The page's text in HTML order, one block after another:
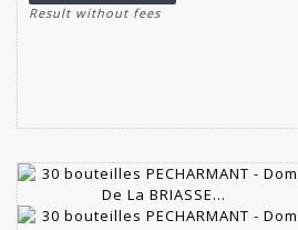
Result without fees